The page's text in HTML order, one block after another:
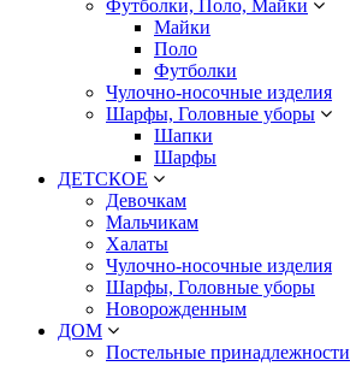
Футболки, Поло, Майки
Майки
Поло
Футболки
Чулочно-носочные изделия
Шарфы, Головные уборы
Шапки
Шарфы
ДЕТСКОЕ
Девочкам
Мальчикам
Халаты
Чулочно-носочные изделия
Шарфы, Головные уборы
Новорожденным
ДОМ
Постельные принадлежности